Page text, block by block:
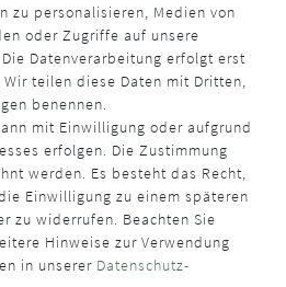
zu personalisieren, Medien von
oder Zugriffe auf unsere
Datenverarbeitung erfolgt erst
teilen diese Daten mit Dritten,
benennen.
mit Einwilligung oder aufgrund
erfolgen. Die Zustimmung
werden. Es besteht das Recht,
Einwilligung zu einem späteren
zu widerrufen. Beachten Sie
Hinweise zur Verwendung
in unserer Daten­schutz­